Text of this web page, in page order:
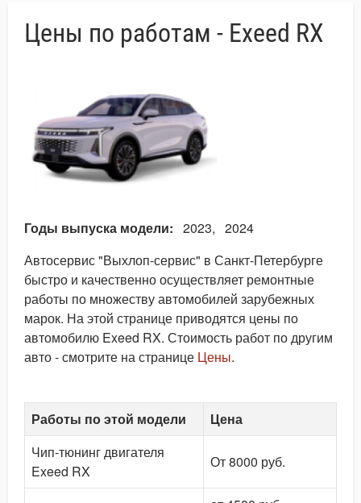
Цены по работам - Exeed RX
Годы выпуска модели 2023
2024
Автосервис "Выхлоп-сервис" в Санкт-Петербурге
быстро и качественно осуществляет ремонтные
работы по множеству автомобилей зарубежных
марок. На этой странице приводятся цены по
автомобилю Exeed RX. Стоимость работ по другим
авто - смотрите на странице Цены.
Работы по этой модели
Цена
Чип-тюнинг двигателя
Exeed RX
От 8000 руб.